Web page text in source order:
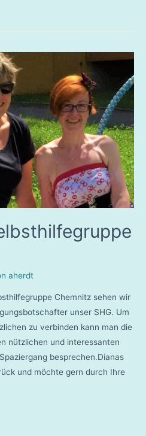
aherdt
Chemnitz sehen wir
unser SHG. Um
zu verbinden kann man die
nützlichen und interessanten
besprechen.Dianas
und möchte gern durch Ihre